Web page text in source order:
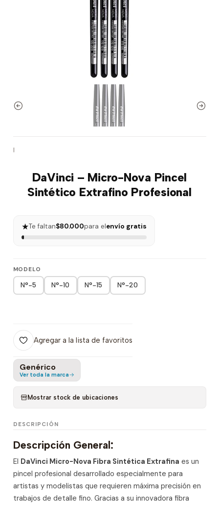
|
DaVinci – Micro-Nova Pincel
Sintético Extrafino Profesional
★Te faltan$80.000para elenvío gratis
MODELO
N°-5 N°-10 N°-15 N°-20
Agregar a la lista de favoritos
Genérico
Ver toda la marca
Mostrar stock de ubicaciones
DESCRIPCIÓN
Descripción General:
El DaVinci Micro-Nova Fibra Sintética Extrafina es un
pincel profesional desarrollado especialmente para
artistas y modelistas que requieren máxima precisión en
trabajos de detalle fino. Gracias a su innovadora fibra